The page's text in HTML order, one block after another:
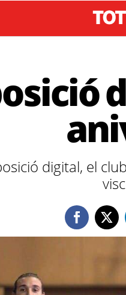
digital, el